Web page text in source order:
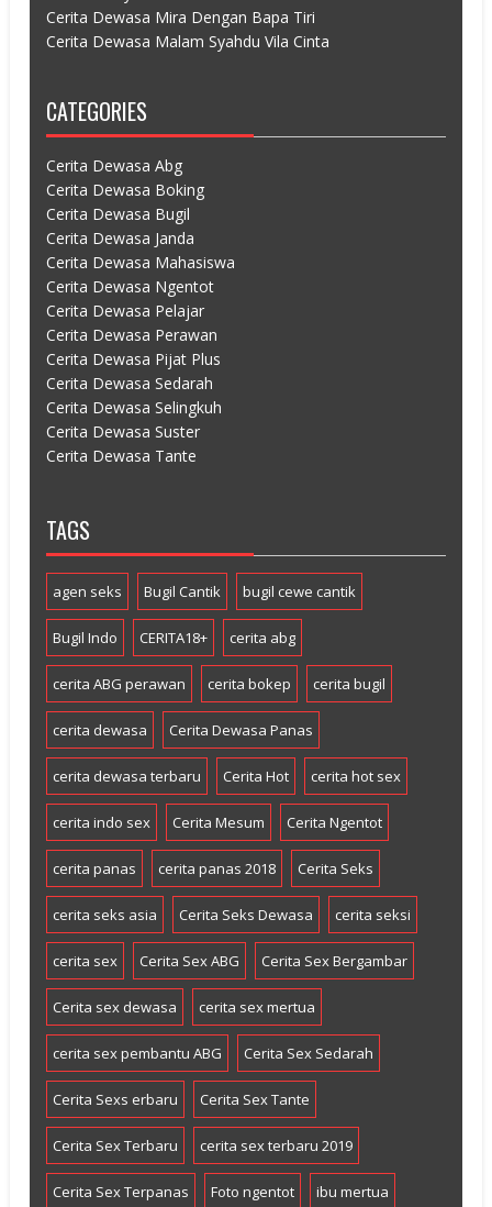
Cerita Dewasa Mira Dengan Bapa Tiri
Cerita Dewasa Malam Syahdu Vila Cinta
CATEGORIES
Cerita Dewasa Abg
Cerita Dewasa Boking
Cerita Dewasa Bugil
Cerita Dewasa Janda
Cerita Dewasa Mahasiswa
Cerita Dewasa Ngentot
Cerita Dewasa Pelajar
Cerita Dewasa Perawan
Cerita Dewasa Pijat Plus
Cerita Dewasa Sedarah
Cerita Dewasa Selingkuh
Cerita Dewasa Suster
Cerita Dewasa Tante
TAGS
agen seks Bugil Cantik bugil cewe cantik
Bugil Indo CERITA18+ cerita abg
cerita ABG perawan cerita bokep cerita bugil
cerita dewasa Cerita Dewasa Panas
cerita dewasa terbaru Cerita Hot cerita hot sex
cerita indo sex Cerita Mesum Cerita Ngentot
cerita panas cerita panas 2018 Cerita Seks
cerita seks asia Cerita Seks Dewasa cerita seksi
cerita sex Cerita Sex ABG Cerita Sex Bergambar
Cerita sex dewasa cerita sex mertua
cerita sex pembantu ABG Cerita Sex Sedarah
Cerita Sexs erbaru Cerita Sex Tante
Cerita Sex Terbaru cerita sex terbaru 2019
Cerita Sex Terpanas Foto ngentot ibu mertua